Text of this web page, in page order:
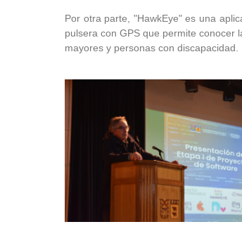
Por otra parte, "HawkEye" es una
pulsera con GPS que permite conocer
mayores y personas con discapacidad.